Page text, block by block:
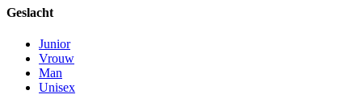
Geslacht
Junior
Vrouw
Man
Unisex